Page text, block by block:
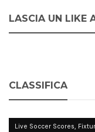
LASCIA UN LIKE
CLASSIFICA